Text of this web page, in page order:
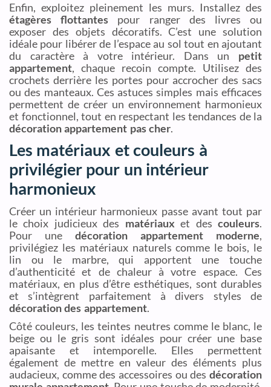
Enfin, exploitez pleinement les murs. Installez des
étagères flottantes pour ranger des livres ou
exposer des objets décoratifs. C’est une solution
idéale pour libérer de l’espace au sol tout en ajoutant
du caractère à votre intérieur. Dans un petit
appartement, chaque recoin compte. Utilisez des
crochets derrière les portes pour accrocher des sacs
ou des manteaux. Ces astuces simples mais efficaces
permettent de créer un environnement harmonieux
et fonctionnel, tout en respectant les tendances de la
décoration appartement pas cher.
Les matériaux et couleurs à
privilégier pour un intérieur
harmonieux
Créer un intérieur harmonieux passe avant tout par
le choix judicieux des matériaux et descouleurs.
Pour une décoration appartement moderne,
privilégiez les matériaux naturels comme le bois, le
lin ou le marbre, qui apportent une touche
d’authenticité et de chaleur à votre espace. Ces
matériaux, en plus d’être esthétiques, sont durables
et s’intègrent parfaitement à divers styles de
décoration des appartement.
Côté couleurs, les teintes neutres comme le blanc, le
beige ou le gris sont idéales pour créer une base
apaisante et intemporelle. Elles permettent
également de mettre en valeur des éléments plus
audacieux, comme des accessoires ou des décoration